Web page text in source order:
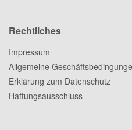
Rechtliches
Impressum
Allgemeine
Erklärung zum Datenschutz
Haftungsausschluss